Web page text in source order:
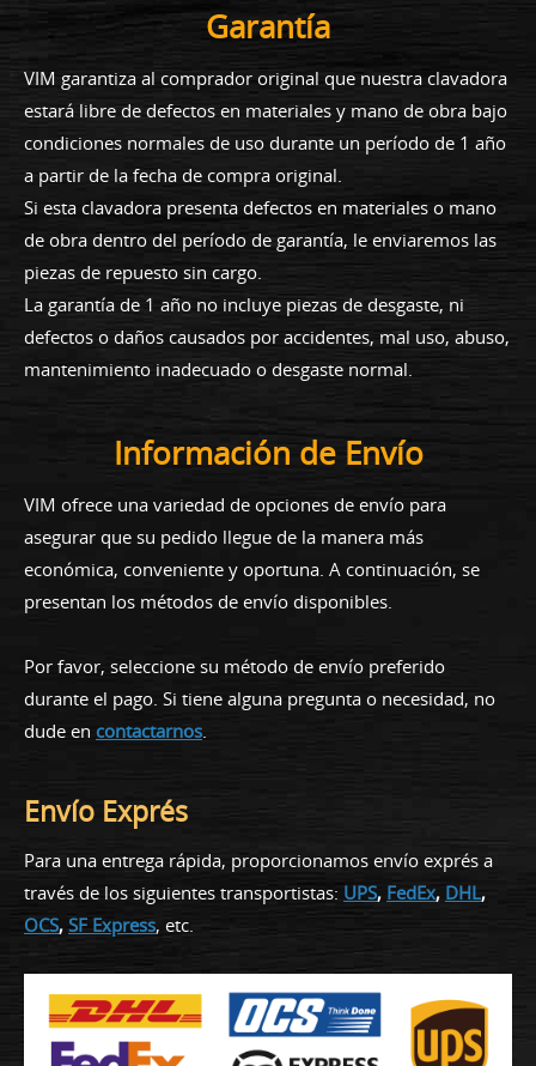
Garantía
VIM garantiza al comprador original que nuestra clavadora
estará libre de defectos en materiales y mano de obra bajo
condiciones normales de uso durante un período de 1 año
a partir de la fecha de compra original.
Si esta clavadora presenta defectos en materiales o mano
de obra dentro del período de garantía, le enviaremos las
piezas de repuesto sin cargo.
La garantía de 1 año no incluye piezas de desgaste, ni
defectos o daños causados por accidentes, mal uso, abuso,
mantenimiento inadecuado o desgaste normal.
Información de Envío
VIM ofrece una variedad de opciones de envío para
asegurar que su pedido llegue de la manera más
económica, conveniente y oportuna. A continuación, se
presentan los métodos de envío disponibles.
Por favor, seleccione su método de envío preferido
durante el pago. Si tiene alguna pregunta o necesidad, no
dude en contactarnos
Envío Exprés
Para una entrega rápida, proporcionamos envío exprés a
través de los siguientes transportistas: UPS, FedEx, DHL,
OCS, SF Express, etc.